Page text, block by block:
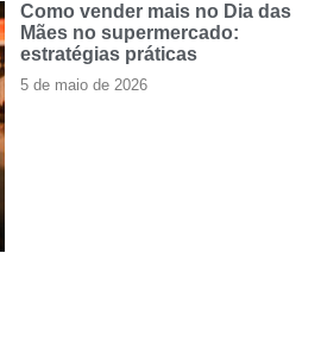
Como vender mais no Dia das
Mães no supermercado:
estratégias práticas
5 de maio de 2026